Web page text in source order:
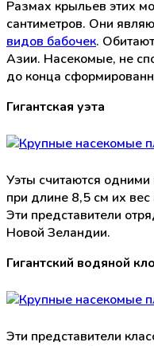
Размах крыльев этих
сантиметров. Они
видов бабочек.
Азии. Насекомые, не
до конца
Гигантская уэта
Уэты считаются
при длине 8,5 см их
Эти представители
Новой Зеландии.
Гигантский водяной
Эти представители